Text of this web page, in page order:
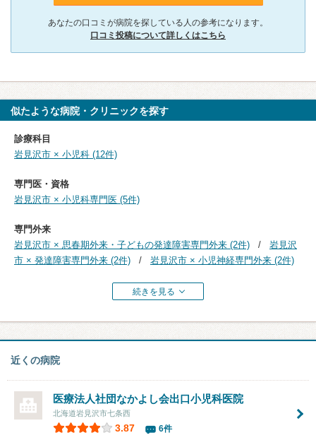
あなたの口コミが病院を探している人の参考になります。
口コミ投稿について詳しくはこちら
似たような病院・クリニックを探す
診療科目
岩見沢市 × 小児科 (12件)
専門医・資格
岩見沢市 × 小児科専門医 (5件)
専門外来
岩見沢市 × 思春期外来・子どもの発達障害専門外来 (2件)
岩見沢
市 × 発達障害専門外来 (2件)
岩見沢市 × 小児神経専門外来 (2件)
続きを見る
近くの病院
医療法人社団なかよし会出口小児科医院
北海道岩見沢市七条西
3.87 6件